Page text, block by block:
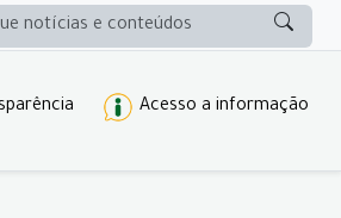
Acesso a informação